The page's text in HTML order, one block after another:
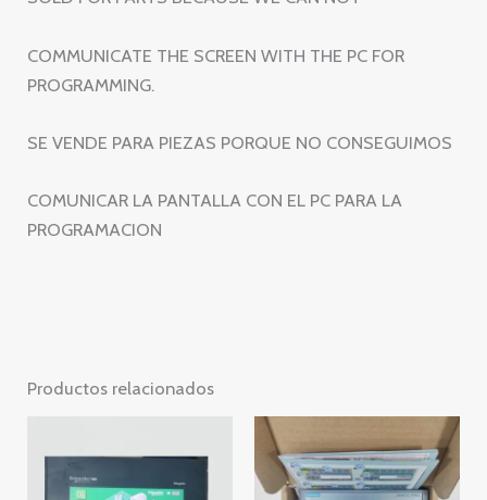
COMMUNICATE THE SCREEN WITH THE PC FOR
PROGRAMMING.
SE VENDE PARA PIEZAS PORQUE NO CONSEGUIMOS
COMUNICAR LA PANTALLA CON EL PC PARA LA
PROGRAMACION
Productos relacionados